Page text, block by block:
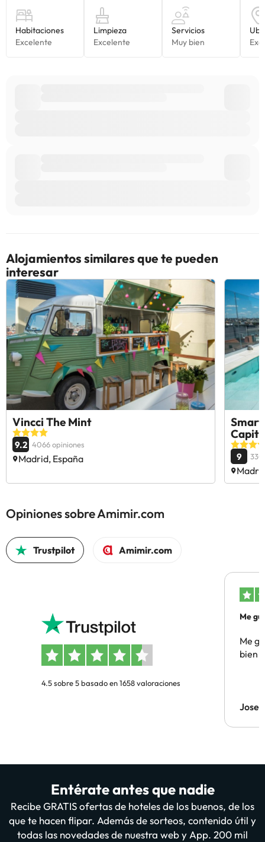
Alojamientos similares que te pueden
interesar
Vincci The Mint
9.2 4066 opiniones
Madrid, España 9
Opiniones sobre Amimir.com
Trustpilot Amimir.com
4.5 sobre 5 basado en 1658 valoraciones
Me
Me
bien
Jose
Entérate antes que nadie
Recibe GRATIS ofertas de hoteles de los buenos, de los
que te hacen flipar. Además de sorteos, contenido útil y
todas las novedades de nuestra web y App. 200 mil